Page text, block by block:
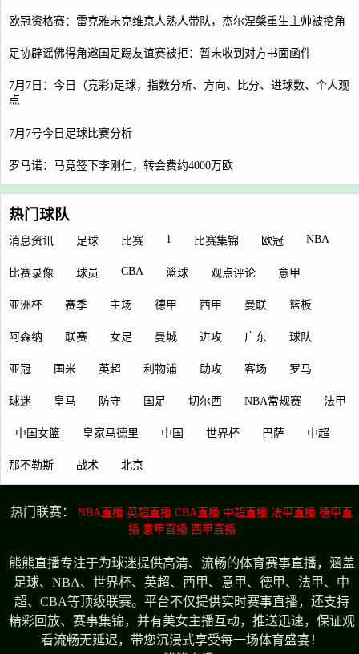
欧冠资格赛：雷克雅未克维京人熟人带队，杰尔涅槃重生主帅被挖角
足协辟谣佛得角邀国足踢友谊赛被拒：暂未收到对方书面函件
7月7日：今日（竞彩)足球，指数分析、方向、比分、进球数、个人观
点
7月7号今日足球比赛分析
罗马诺：马竞签下李刚仁，转会费约4000万欧
热门球队
消息资讯 足球 比赛 1 比赛集锦 欧冠 NBA
比赛录像 球员 CBA 篮球 观点评论 意甲
亚洲杯 赛季 主场 德甲 西甲 曼联 篮板
阿森纳 联赛 女足 曼城 进攻 广东 球队
亚冠 国米 英超 利物浦 助攻 客场 罗马
球迷 皇马 防守 国足 切尔西 NBA常规赛 法甲
中国女篮 皇家马德里 中国 世界杯 巴萨 中超
那不勒斯 战术 北京
热门联赛： NBA直播 英超直播 CBA直播 中超直播 法甲直播 德甲直
播 意甲直播 西甲直播
熊熊直播专注于为球迷提供高清、流畅的体育赛事直播，涵盖
足球、NBA、世界杯、英超、西甲、意甲、德甲、法甲、中
超、CBA等顶级联赛。平台不仅提供实时赛事直播，还支持
精彩回放、赛事集锦，并有美女主播互动，推送迅速，保证观
看流畅无延迟，带您沉浸式享受每一场体育盛宴！